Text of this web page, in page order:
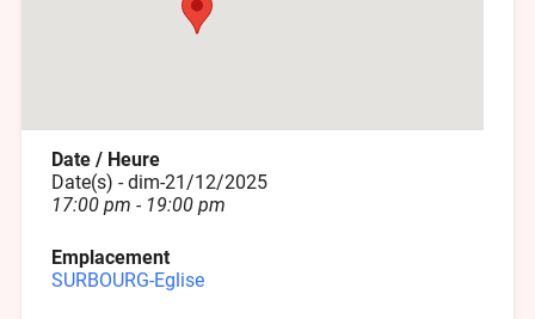
Date / Heure
Date(s) - dim-21/12/2025
17:00 pm - 19:00 pm
Emplacement
SURBOURG-Eglise